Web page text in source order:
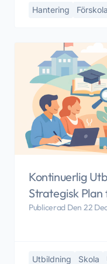
Hantering Förskola
Kontinuerlig
Strategisk
Publicerad Den 22
Utbildning Skola